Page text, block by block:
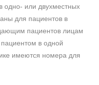
одно- или двухместных
для пациентов в
пациентов лицам
в одной
имеются номера для